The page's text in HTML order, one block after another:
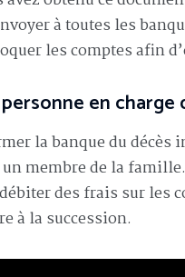
à toutes les
les comptes afin
en charge
la banque du décès
membre de la
des frais sur les
à la succession.